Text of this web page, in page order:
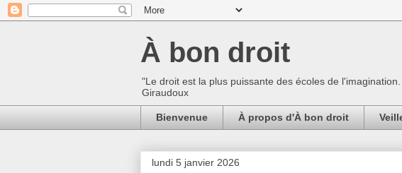
À bon droit
"Le droit est la plus puissante des écoles de
Giraudoux
Bienvenue À propos d'À bon droit
lundi 5 janvier 2026